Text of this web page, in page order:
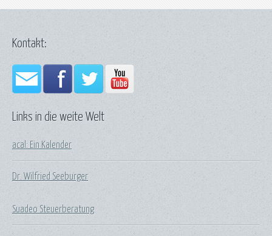
Links in die weite Welt
acal: Ein Kalender
Dr. Wilfried Seeburger
Suadeo Steuerberatung
Kontakt: